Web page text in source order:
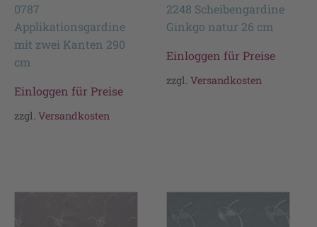
0787
Applikationsgardine
mit zwei Kanten 290
cm
Einloggen für Preise
zzgl. Versandkosten
2248 Scheibengardine
Ginkgo natur 26 cm
Einloggen für Preise
zzgl.Versandkosten